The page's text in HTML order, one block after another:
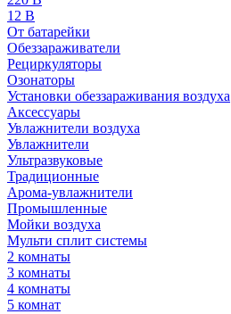
12 В
От батарейки
Обеззараживатели
Рециркуляторы
Озонаторы
Установки обеззараживания воздуха
Аксессуары
Увлажнители воздуха
Увлажнители
Ультразвуковые
Традиционные
Арома-увлажнители
Промышленные
Мойки воздуха
Мульти сплит системы
2 комнаты
3 комнаты
4 комнаты
5 комнат